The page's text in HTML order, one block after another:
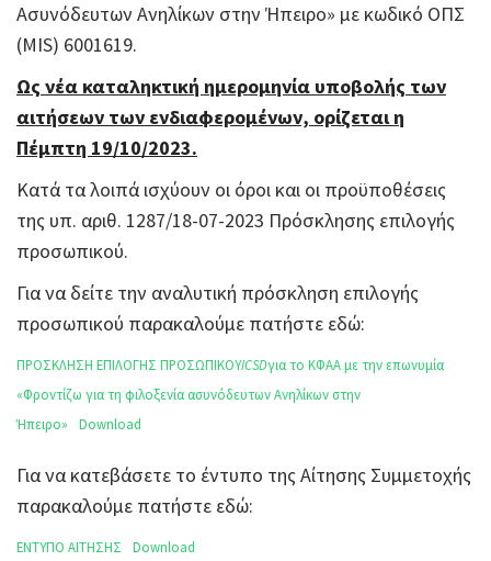
Ασυνόδευτων Ανηλίκων στην Ήπειρο» με κωδικό ΟΠΣ
(MIS) 6001619.
Ως νέα καταληκτική ημερομηνία υποβολής των
αιτήσεων των ενδιαφερομένων, ορίζεται η
Πέμπτη 19/10/2023.
Κατά τα λοιπά ισχύουν οι όροι και οι προϋποθέσεις
της υπ. αριθ. 1287/18-07-2023 Πρόσκλησης επιλογής
προσωπικού.
Για να δείτε την αναλυτική πρόσκληση επιλογής
προσωπικού παρακαλούμε πατήστε εδώ:
ΠΡΟΣΚΛΗΣΗ ΕΠΙΛΟΓΗΣ ΠΡΟΣΩΠΙΚΟΥICSDγια το ΚΦΑΑ με την επωνυμία
«Φροντίζω για τη φιλοξενία ασυνόδευτων Ανηλίκων στην
Ήπειρο»
Download
Για να κατεβάσετε το έντυπο της Αίτησης Συμμετοχής
παρακαλούμε πατήστε εδώ:
ΕΝΤΥΠΟ ΑΙΤΗΣΗΣ Download